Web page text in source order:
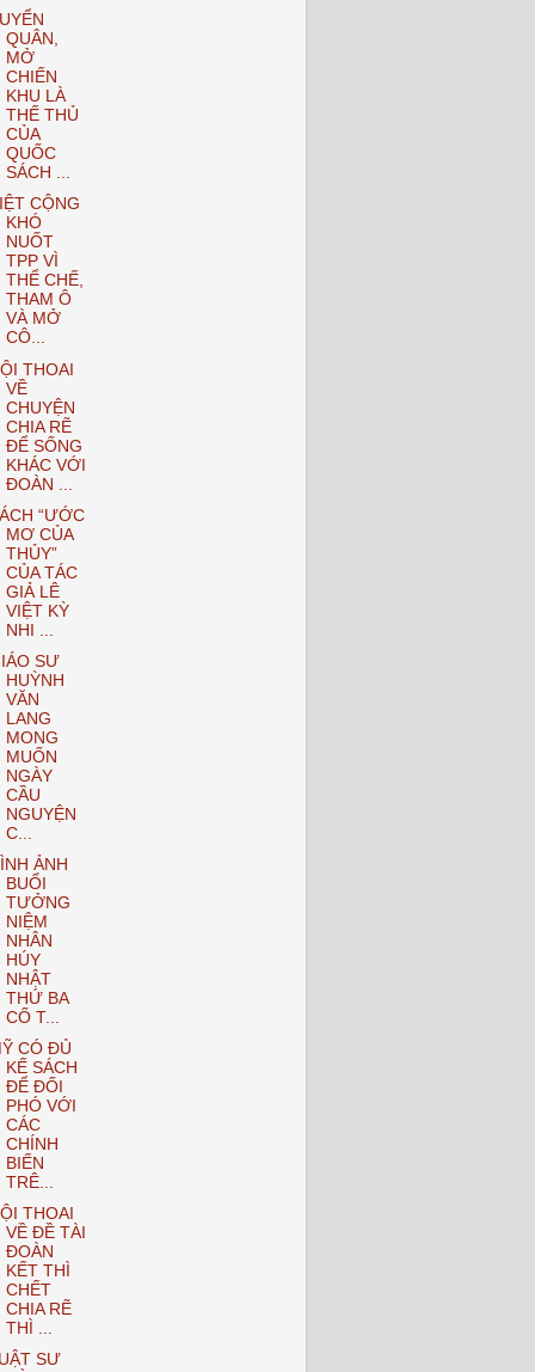
QUÂN,
MỞ
CHIẾN
KHU LÀ
THẾ THỦ
CỦA
QUỐC
SÁCH ...
CỘNG
KHÓ
NUỐT
TPP VÌ
THỂ CHẾ,
THAM Ô
VÀ MỞ
CÔ...
THOAI
VỀ
CHUYỆN
CHIA RẼ
ĐỂ SỐNG
KHÁC VỚI
ĐOÀN ...
“ƯỚC
MƠ CỦA
THỦY”
CỦA TÁC
GIẢ LÊ
VIỆT KỲ
NHI ...
SƯ
HUỲNH
VĂN
LANG
MONG
MUỐN
NGÀY
CẦU
NGUYỆN
C...
ẢNH
BUỔI
TƯỞNG
NIỆM
NHÂN
HÚY
NHẬT
THỨ BA
CỐ T...
CÓ ĐỦ
KẾ SÁCH
ĐỂ ĐỐI
PHÓ VỚI
CÁC
CHÍNH
BIẾN
TRÊ...
THOAI
VỀ ĐỀ TÀI
ĐOÀN
KẾT THÌ
CHẾT
CHIA RẼ
THÌ ...
SƯ